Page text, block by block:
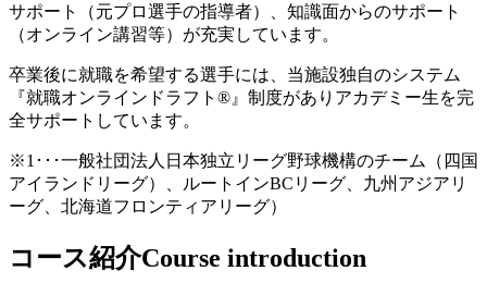
サポート（元プロ選手の指導者）、知識面からのサポート
（オンライン講習等）が充実しています。
卒業後に就職を希望する選手には、当施設独自のシステム
『就職オンラインドラフト®』制度がありアカデミー生を完
全サポートしています。
※1･･･一般社団法人日本独立リーグ野球機構のチーム（四国
アイランドリーグ）、ルートインBCリーグ、九州アジアリ
ーグ、北海道フロンティアリーグ）
コース紹介Course introduction